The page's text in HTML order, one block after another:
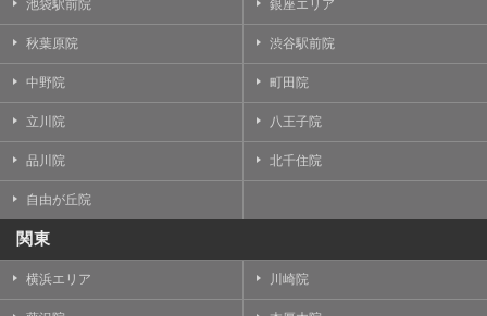
池袋駅前院 銀座エリア
秋葉原院 渋谷駅前院
中野院 町田院
立川院 八王子院
品川院 北千住院
自由が丘院
関東
横浜エリア 川崎院